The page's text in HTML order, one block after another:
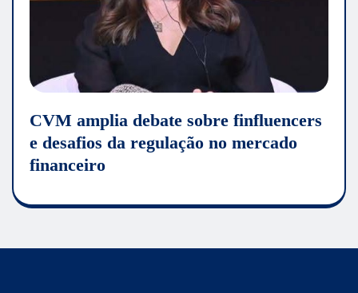
CVM amplia debate sobre finfluencers
e desafios da regulação no mercado
financeiro